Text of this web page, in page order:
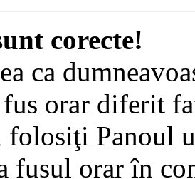
corecte!
ca
orar diferit
folosiţi Panoul
fusul orar în